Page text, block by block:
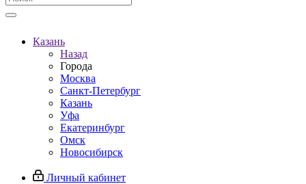
Казань
Назад
Города
Москва
Санкт-Петербург
Казань
Уфа
Екатеринбург
Омск
Новосибирск
Личный кабинет